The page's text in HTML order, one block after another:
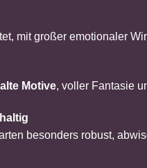
mit großer emotionaler
Motive, voller Fantasie
besonders robust,